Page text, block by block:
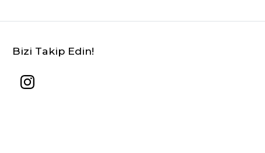
Bizi Takip Edin!